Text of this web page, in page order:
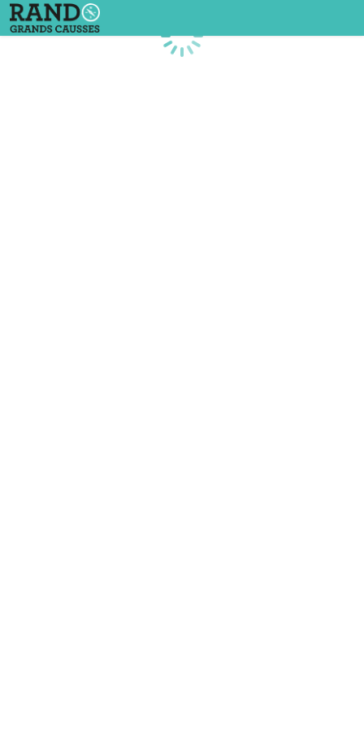
Chargement